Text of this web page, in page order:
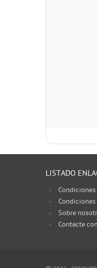
LISTADO
Condiciones
Condiciones
Sobre
Contacte